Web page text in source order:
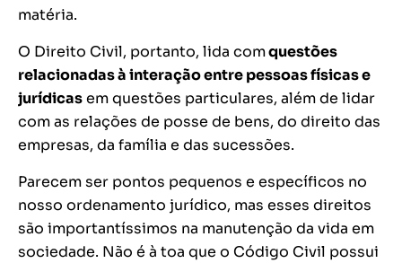
matéria.
O Direito Civil, portanto, lida comquestões
relacionadas à interação entre pessoas físicas e
jurídicasem questões particulares, além de lidar
com as relações de posse de bens, do direito das
empresas, da família e das sucessões.
Parecem ser pontos pequenos e específicos no
nosso ordenamento jurídico, mas esses direitos
são importantíssimos na manutenção da vida em
sociedade. Não é à toa que o Código Civil possui